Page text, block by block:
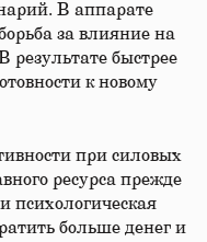
В аппарате
за влияние на
быстрее
к новому
при силовых
ресурса прежде
психологическая
больше денег и